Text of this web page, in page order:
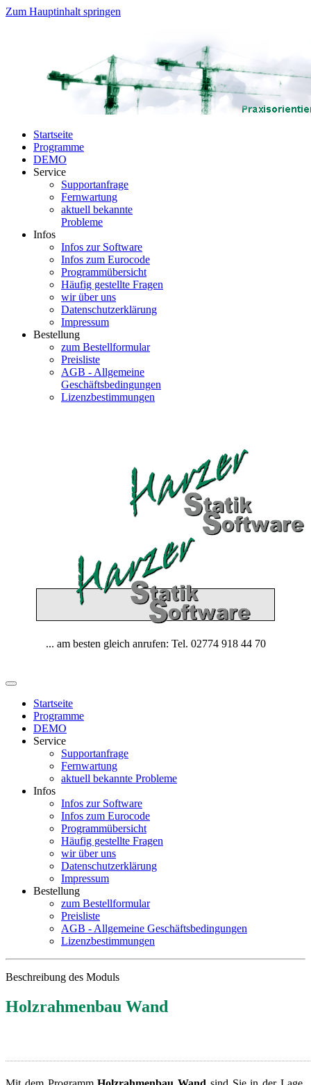
Zum Hauptinhalt springen
Startseite
Programme
DEMO
Service
Supportanfrage
Fernwartung
aktuell bekannte
Probleme
Infos
Infos zur Software
Infos zum Eurocode
Programmübersicht
Häufig gestellte Fragen
wir über uns
Datenschutzerklärung
Impressum
Bestellung
zum Bestellformular
Preisliste
AGB - Allgemeine
Geschäftsbedingungen
Lizenzbestimmungen
... am besten gleich anrufen: Tel. 02774 918 44 70
Startseite
Programme
DEMO
Service
Supportanfrage
Fernwartung
aktuell bekannte Probleme
Infos
Infos zur Software
Infos zum Eurocode
Programmübersicht
Häufig gestellte Fragen
wir über uns
Datenschutzerklärung
Impressum
Bestellung
zum Bestellformular
Preisliste
AGB - Allgemeine Geschäftsbedingungen
Lizenzbestimmungen
Beschreibung des Moduls
Holzrahmenbau Wand